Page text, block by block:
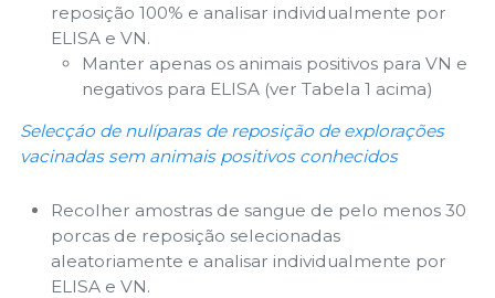
reposição 100% e analisar individualmente por
ELISA e VN.
Manter apenas os animais positivos para VN e
negativos para ELISA (ver Tabela 1 acima)
Selecçáo de nulíparas de reposição de explorações
vacinadas sem animais positivos conhecidos
Recolher amostras de sangue de pelo menos 30
porcas de reposição selecionadas
aleatoriamente e analisar individualmente por
ELISA e VN.